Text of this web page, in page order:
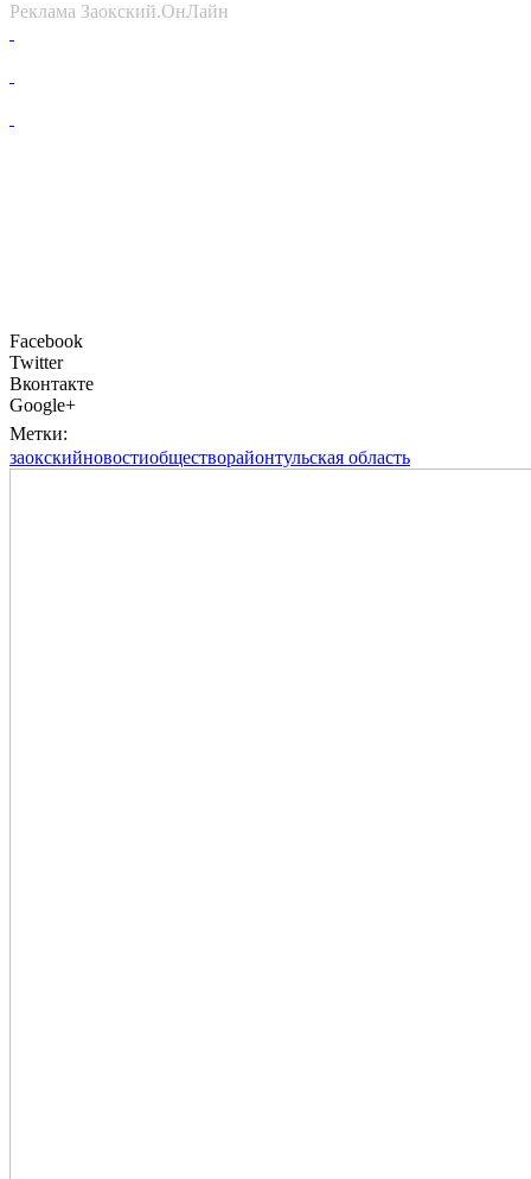
Реклама Заокский.ОнЛайн
Facebook
Twitter
Вконтакте
Google+
Метки:
заокскийновостиобществорайонтульская область